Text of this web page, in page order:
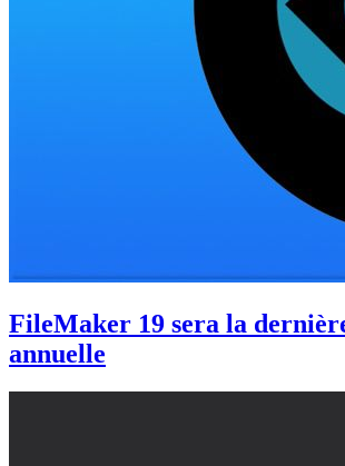
FileMaker 19 sera la
annuelle